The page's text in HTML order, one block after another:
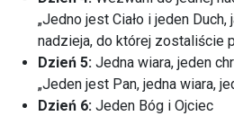
„Jedno jest Ciało i jeden
nadzieja, do której zostaliście
Dzień 5:Jedna wiara, jeden
„Jeden jest Pan, jedna wiara,
Dzień 6:Jeden Bóg i Ojciec